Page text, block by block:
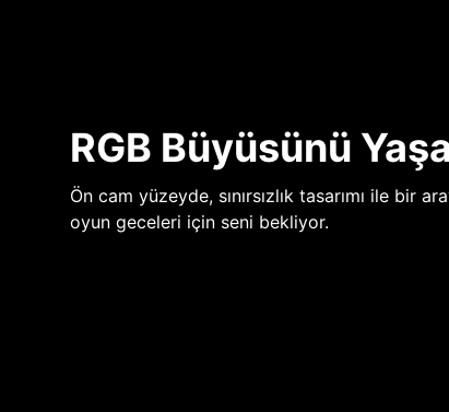
RGB Büyüsünü Yaşa
Ön cam yüzeyde, sınırsızlık tasarımı ile bir
oyun geceleri için seni bekliyor.